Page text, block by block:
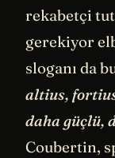
rekabetçi
gerekiyor
sloganı da
altius,
daha güçlü,
Coubertin,